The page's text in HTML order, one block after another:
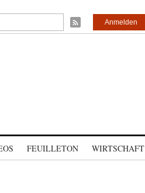
Anmelden
FEUILLETON WIRTSCHAFT